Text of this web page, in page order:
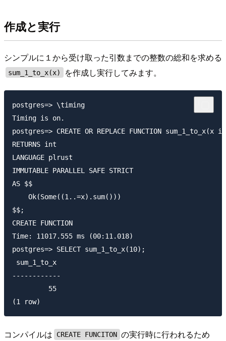
作成と実行
シンプルに１から受け取った引数までの整数の総和を求める
sum_1_to_x(x) を作成し実行してみます。
postgres=> \timing
Timing is on.
postgres=> CREATE OR REPLACE FUNCTION sum_1_to_x(x
RETURNS int
LANGUAGE plrust
IMMUTABLE PARALLEL SAFE STRICT
AS $$
    Ok(Some((1..=x).sum()))
$$;
CREATE FUNCTION
Time: 11017.555 ms (00:11.018)
postgres=> SELECT sum_1_to_x(10);
sum_1_to_x
------------
         55
コンパイルは CREATE FUNCITON の実行時に行われるため